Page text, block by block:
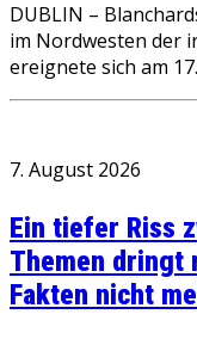
DUBLIN –
im Nordwesten der
ereignete sich am
7. August 2026
Ein tiefer Riss
Themen dringt
Fakten nicht